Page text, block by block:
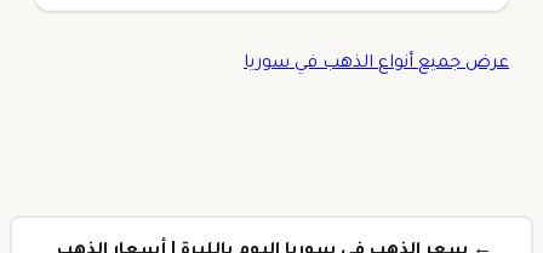
عرض جميع أنواع الذهب في سوريا